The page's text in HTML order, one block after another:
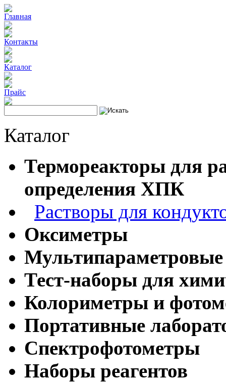
Главная
Контакты
Каталог
Прайс
Каталог
Термореакторы для
определения ХПК
Растворы для
Оксиметры
Тест-наборы для
Колориметры и
Портативные
Спектрофотометры
Наборы реагентов